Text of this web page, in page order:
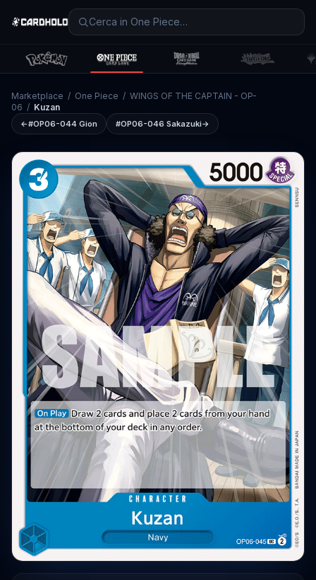
Marketplace / One Piece / WINGS OF THE CAPTAIN - OP-
06 / Kuzan
←#OP06-044 Gion #OP06-046 Sakazuki→